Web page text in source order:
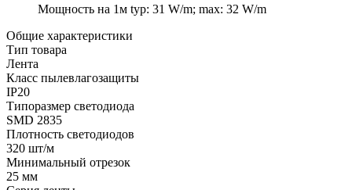
Мощность на 1м typ: 31 W/m; max: 32 W/m
Общие характеристики
Тип товара
Лента
Класс пылевлагозащиты
IP20
Типоразмер светодиода
SMD 2835
Плотность светодиодов
320 шт/м
Минимальный отрезок
25 мм